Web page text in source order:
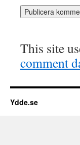
This site
comment
Ydde.se